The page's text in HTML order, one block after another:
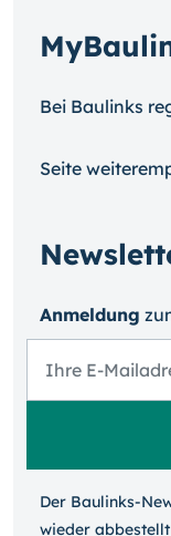
Bei Baulinks
Seite
Anmeldung
Der Baulinks-
wieder